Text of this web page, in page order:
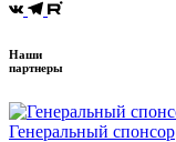
Наши
партнеры
Генеральный спонсор